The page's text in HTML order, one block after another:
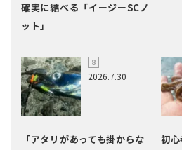
確実に結べる「イージーSCノ
ット」
2026.7.30
「アタリがあっても掛からな
初